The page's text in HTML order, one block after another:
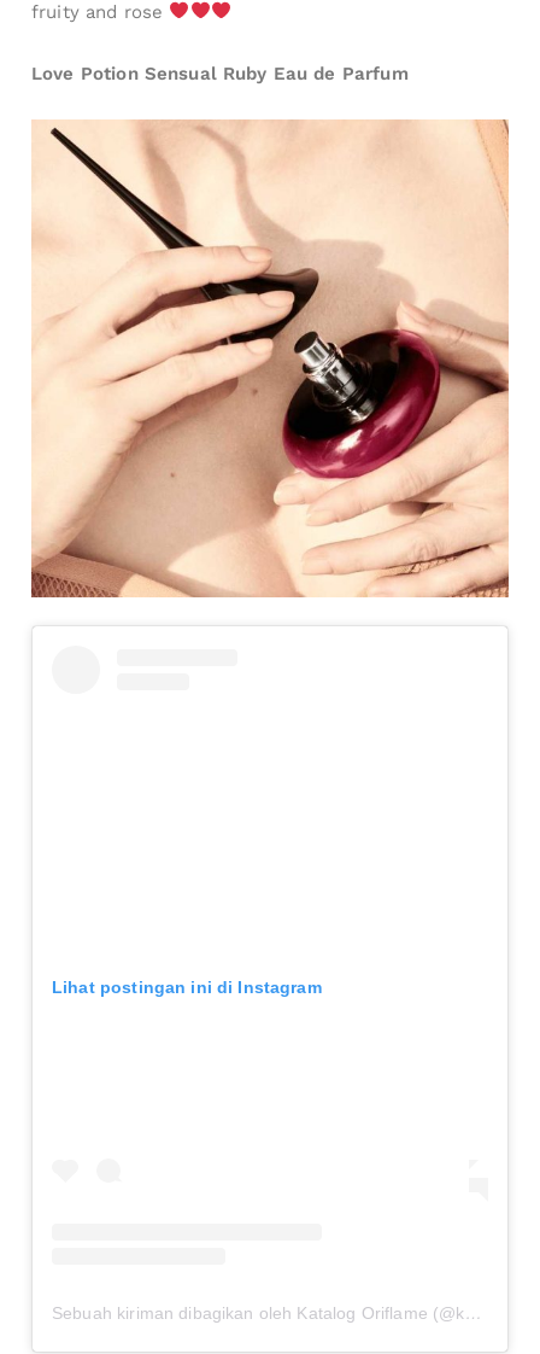
fruity and rose
Love Potion Sensual Ruby Eau de Parfum
Lihat postingan ini di Instagram
Sebuah kiriman dibagikan oleh Katalog Oriflame (@katalogoriflameterbaru)